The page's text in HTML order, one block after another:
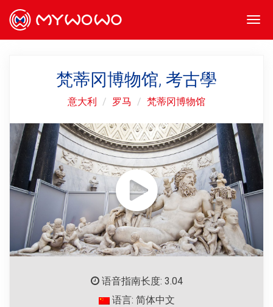
梵蒂冈博物馆, 考古學
意大利 罗马 梵蒂冈博物馆
语音指南长度: 3.04
语言: 简体中文